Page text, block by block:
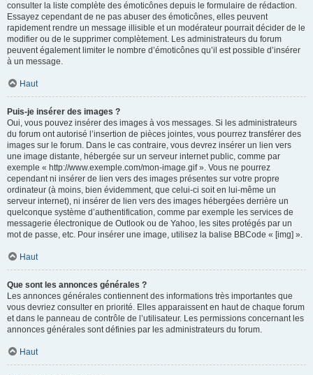
consulter la liste complète des émoticônes depuis le formulaire de rédaction.
Essayez cependant de ne pas abuser des émoticônes, elles peuvent
rapidement rendre un message illisible et un modérateur pourrait décider de le
modifier ou de le supprimer complètement. Les administrateurs du forum
peuvent également limiter le nombre d’émoticônes qu’il est possible d’insérer
à un message.
Haut
Puis-je insérer des images ?
Oui, vous pouvez insérer des images à vos messages. Si les administrateurs
du forum ont autorisé l’insertion de pièces jointes, vous pourrez transférer des
images sur le forum. Dans le cas contraire, vous devrez insérer un lien vers
une image distante, hébergée sur un serveur internet public, comme par
exemple « http://www.exemple.com/mon-image.gif ». Vous ne pourrez
cependant ni insérer de lien vers des images présentes sur votre propre
ordinateur (à moins, bien évidemment, que celui-ci soit en lui-même un
serveur internet), ni insérer de lien vers des images hébergées derrière un
quelconque système d’authentification, comme par exemple les services de
messagerie électronique de Outlook ou de Yahoo, les sites protégés par un
mot de passe, etc. Pour insérer une image, utilisez la balise BBCode « [img] ».
Haut
Que sont les annonces générales ?
Les annonces générales contiennent des informations très importantes que
vous devriez consulter en priorité. Elles apparaissent en haut de chaque forum
et dans le panneau de contrôle de l’utilisateur. Les permissions concernant les
annonces générales sont définies par les administrateurs du forum.
Haut